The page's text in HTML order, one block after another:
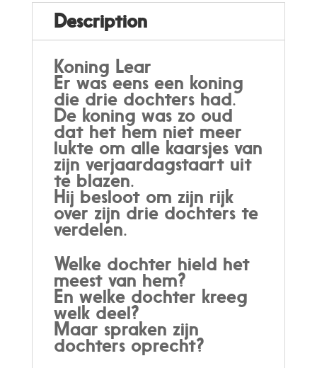
Description
Koning Lear
Er was eens een koning
die drie dochters had.
De koning was zo oud
dat het hem niet meer
lukte om alle kaarsjes van
zijn verjaardagstaart uit
te blazen.
Hij besloot om zijn rijk
over zijn drie dochters te
verdelen.
Welke dochter hield het
meest van hem?
En welke dochter kreeg
welk deel?
Maar spraken zijn
dochters oprecht?